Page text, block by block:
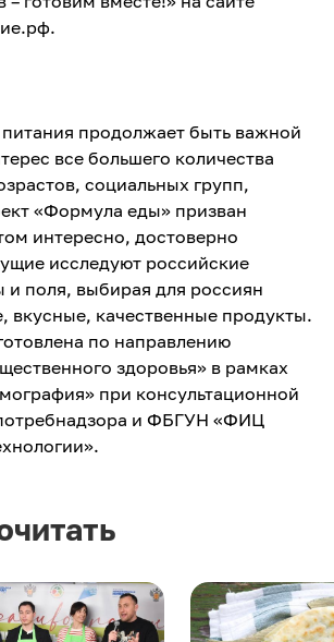
продолжает быть важной
все большего количества
социальных групп,
«Формула еды» призван
интересно, достоверно
исследуют российские
поля, выбирая для россиян
вкусные, качественные продукты.
по направлению
здоровья» в рамках
при консультационной
и ФБГУН «ФИЦ